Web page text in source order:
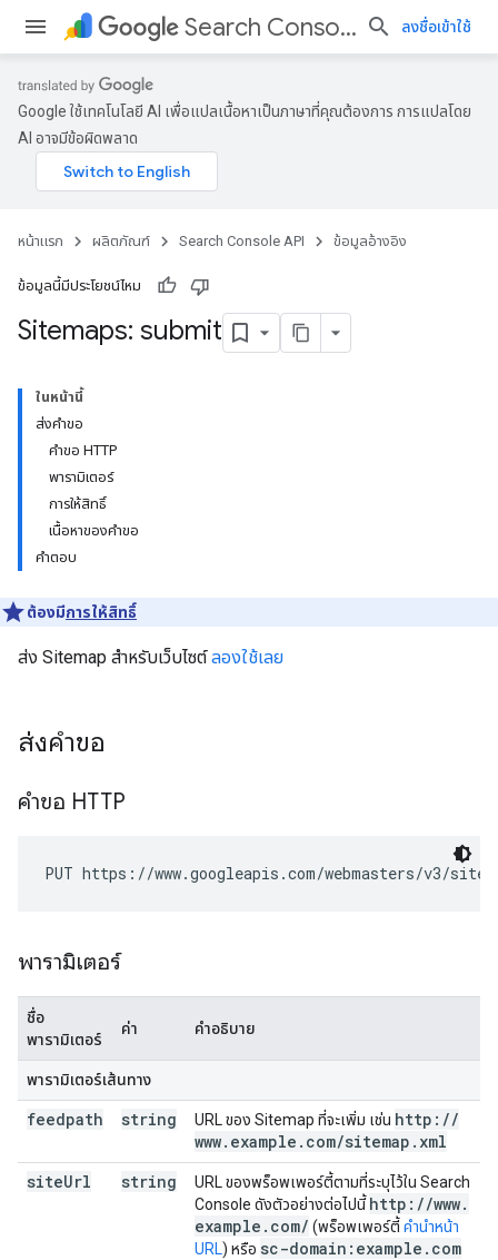
Search Console API ลงชื่อเข้าใช้
Google ใช้เทคโนโลยี AI เพื่อแปลเนื้อหาเป็นภาษาที่คุณต้องการ การแปลโดย
AI อาจมีข้อผิดพลาด
หน้าแรก ผลิตภัณฑ์ Search Console API ข้อมูลอ้างอิง
ข้อมูลนี้มีประโยชน์ไหม
Sitemaps: submit
ในหน้านี้
ส่งคำขอ
คำขอ HTTP
พารามิเตอร์
การให้สิทธิ์
เนื้อหาของคำขอ
คำตอบ
ต้องมีการให้สิทธิ์
ส่ง Sitemap สำหรับเว็บไซต์ลองใช้เลย
ส่งคำขอ
คำขอ HTTP
PUT https://www.googleapis.com/webmasters/v3/
พารามิเตอร์
ชื่อ
พารามิเตอร์
ค่า คำอธิบาย
พารามิเตอร์เส้นทาง
feedpath string URL ของ Sitemap ที่จะเพิ่ม เช่น http: //
www. example . com/sitemap . xml
siteUrl string
URL ของพร็อพเพอร์ตี้ตามที่ระบุไว้ใน Search
Console ดังตัวอย่างต่อไปนี้ http: //www.
example . com/ (พร็อพเพอร์ตี้ คำนำหน้า
URL) หรือ sc-domain:example . com